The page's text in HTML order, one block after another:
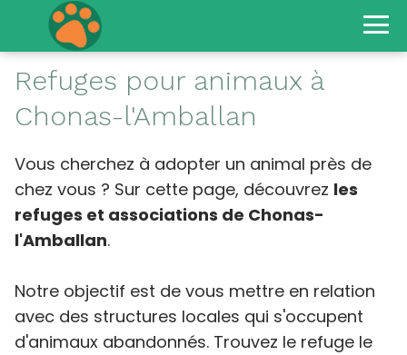
Refuges pour animaux à
Chonas-l'Amballan
Vous cherchez à adopter un animal près de
chez vous ? Sur cette page, découvrez les
refuges et associations de Chonas-
l'Amballan.
Notre objectif est de vous mettre en relation
avec des structures locales qui s'occupent
d'animaux abandonnés. Trouvez le refuge le